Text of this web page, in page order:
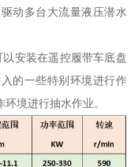
动多台大流量液压潜水
安装在遥控履带车底盘
的一些特别环境进行作
境进行抽水作业。